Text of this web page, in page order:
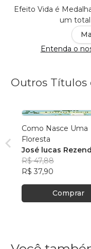
Efeito Vida é
um
Entenda o
Outros Títulos
Como Nasce Uma
Floresta
José lucas
Bandeira
R$ 47,88
R$ 37,90
Comprar